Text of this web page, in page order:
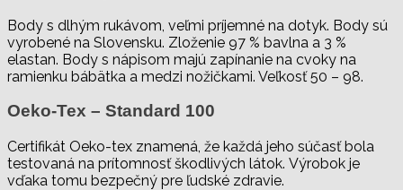
Body s dlhým rukávom, veľmi príjemné na dotyk. Body sú
vyrobené na Slovensku. Zloženie 97 % bavlna a 3 %
elastan. Body s nápisom majú zapínanie na cvoky na
ramienku bábätka a medzi nožičkami. Veľkosť 50 – 98.
Oeko-Tex – Standard 100
Certifikát Oeko-tex znamená, že každá jeho súčasť bola
testovaná na prítomnosť škodlivých látok. Výrobok je
vďaka tomu bezpečný pre ľudské zdravie.